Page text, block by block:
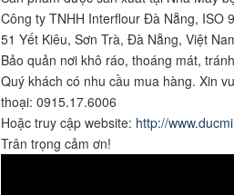
Công ty TNHH Interflour Đà Nẵng, ISO
51 Yết Kiêu, Sơn Trà, Đà Nẵng, Việt
Bảo quản nơi khô ráo, thoáng mát,
Quý khách có nhu cầu mua hàng. Xin
thoại: 0915.17.6006
Hoặc truy cập website: http://
Trân trọng cảm ơn!